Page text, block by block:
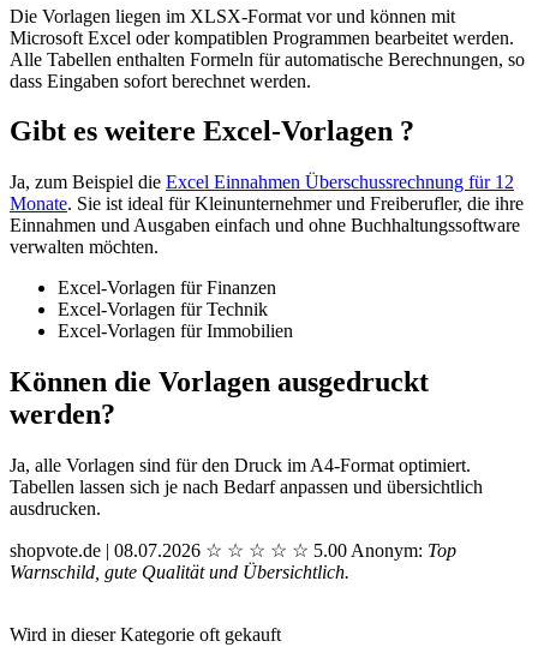
Die Vorlagen liegen im XLSX-Format vor und können mit
Microsoft Excel oder kompatiblen Programmen bearbeitet werden.
Alle Tabellen enthalten Formeln für automatische Berechnungen, so
dass Eingaben sofort berechnet werden.
Gibt es weitere Excel-Vorlagen ?
Ja, zum Beispiel die Excel Einnahmen Überschussrechnung für 12
Monate. Sie ist ideal für Kleinunternehmer und Freiberufler, die ihre
Einnahmen und Ausgaben einfach und ohne Buchhaltungssoftware
verwalten möchten.
Excel-Vorlagen für Finanzen
Excel-Vorlagen für Technik
Excel-Vorlagen für Immobilien
Können die Vorlagen ausgedruckt
werden?
Ja, alle Vorlagen sind für den Druck im A4-Format optimiert.
Tabellen lassen sich je nach Bedarf anpassen und übersichtlich
ausdrucken.
shopvote.de | 08.07.2026 ☆ ☆ ☆ ☆ ☆ 5.00 Anonym: Top
Warnschild, gute Qualität und Übersichtlich.
Wird in dieser Kategorie oft gekauft